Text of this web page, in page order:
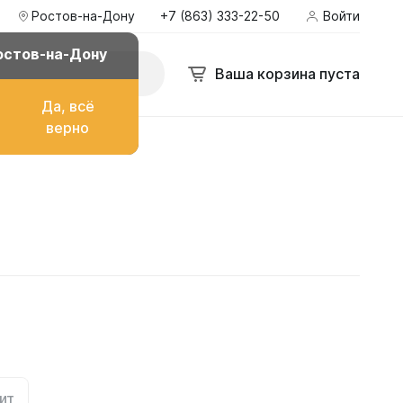
Ростов-на-Дону
на-Дону
Да, всё
верно
+7 (863) 333-22-50 Войти
Ваша корзина пуста
топлива